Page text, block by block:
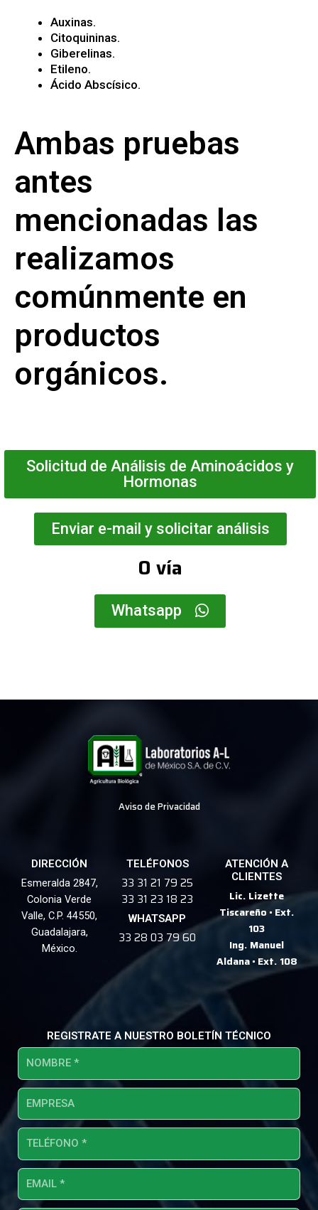
Auxinas.
Citoquininas.
Giberelinas.
Etileno.
Ácido Abscísico.
Ambas pruebas
antes
mencionadas las
realizamos
comúnmente en
productos
orgánicos.
Solicitud de Análisis de Aminoácidos y
Hormonas
Enviar e-mail y solicitar análisis
O vía
Whatsapp
Aviso de Privacidad
DIRECCIÓN
Esmeralda 2847,
Colonia Verde
Valle, C.P. 44550,
Guadalajara,
México.
TELÉFONOS
33 31 21 79 25
33 31 23 18 23
WHATSAPP
33 28 03 79 60
ATENCIÓN A
CLIENTES
Lic. Lizette
Tiscareño • Ext.
103
Ing. Manuel
Aldana• Ext. 108
REGISTRATE A NUESTRO BOLETÍN TÉCNICO